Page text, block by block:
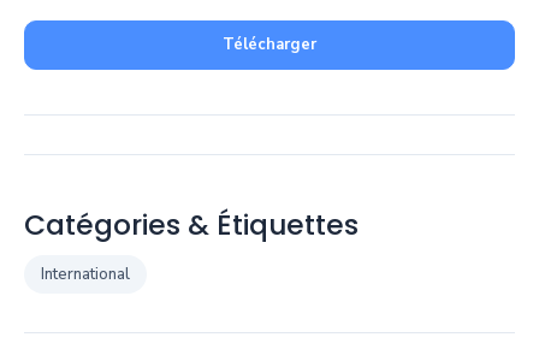
Télécharger
Catégories & Étiquettes
International